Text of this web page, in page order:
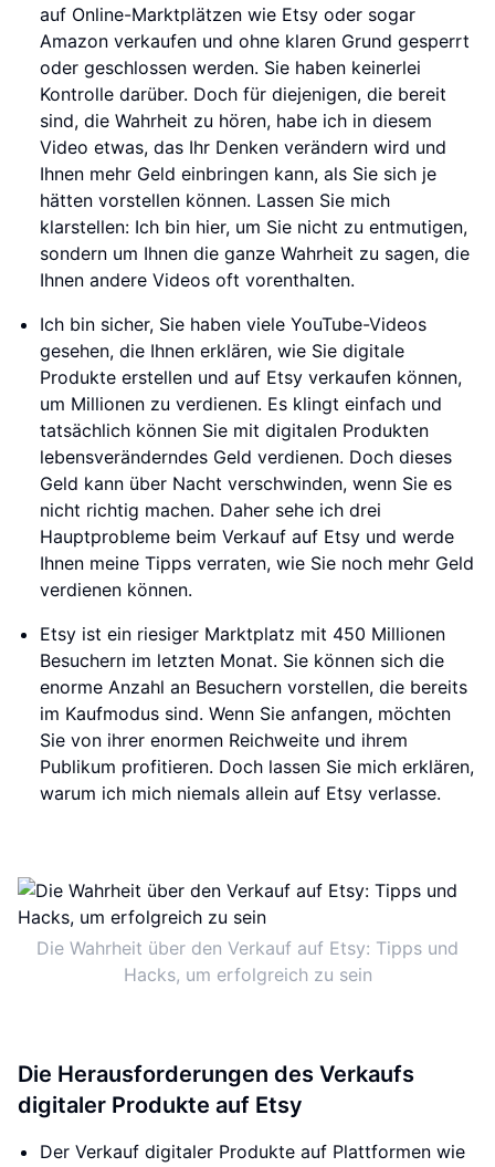
auf Online-Marktplätzen wie Etsy oder sogar
Amazon verkaufen und ohne klaren Grund gesperrt
oder geschlossen werden. Sie haben keinerlei
Kontrolle darüber. Doch für diejenigen, die bereit
sind, die Wahrheit zu hören, habe ich in diesem
Video etwas, das Ihr Denken verändern wird und
Ihnen mehr Geld einbringen kann, als Sie sich je
hätten vorstellen können. Lassen Sie mich
klarstellen: Ich bin hier, um Sie nicht zu entmutigen,
sondern um Ihnen die ganze Wahrheit zu sagen, die
Ihnen andere Videos oft vorenthalten.
Ich bin sicher, Sie haben viele YouTube-Videos
gesehen, die Ihnen erklären, wie Sie digitale
Produkte erstellen und auf Etsy verkaufen können,
um Millionen zu verdienen. Es klingt einfach und
tatsächlich können Sie mit digitalen Produkten
lebensveränderndes Geld verdienen. Doch dieses
Geld kann über Nacht verschwinden, wenn Sie es
nicht richtig machen. Daher sehe ich drei
Hauptprobleme beim Verkauf auf Etsy und werde
Ihnen meine Tipps verraten, wie Sie noch mehr Geld
verdienen können.
Etsy ist ein riesiger Marktplatz mit 450 Millionen
Besuchern im letzten Monat. Sie können sich die
enorme Anzahl an Besuchern vorstellen, die bereits
im Kaufmodus sind. Wenn Sie anfangen, möchten
Sie von ihrer enormen Reichweite und ihrem
Publikum profitieren. Doch lassen Sie mich erklären,
warum ich mich niemals allein auf Etsy verlasse.
Die Wahrheit über den Verkauf auf Etsy: Tipps und
Hacks, um erfolgreich zu sein
Die Herausforderungen des Verkaufs
digitaler Produkte auf Etsy
Der Verkauf digitaler Produkte auf Plattformen wie